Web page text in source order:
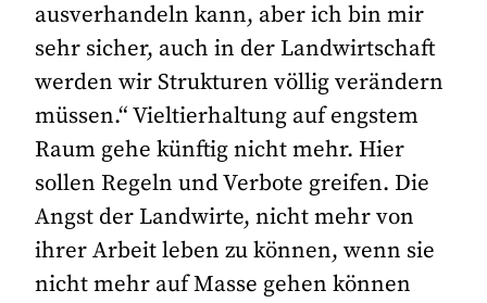
ausverhandeln kann, aber ich bin mir
sehr sicher, auch in der Landwirtschaft
werden wir Strukturen völlig verändern
müssen.“ Vieltierhaltung auf engstem
Raum gehe künftig nicht mehr. Hier
sollen Regeln und Verbote greifen. Die
Angst der Landwirte, nicht mehr von
ihrer Arbeit leben zu können, wenn sie
nicht mehr auf Masse gehen können